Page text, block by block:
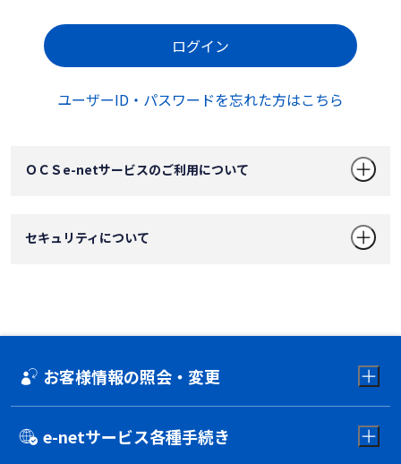
ログイン
ユーザーID・パスワードを忘れた方はこちら
ＯＣＳe-netサービスのご利用について
セキュリティについて
お客様情報の照会・変更
e-netサービス各種手続き